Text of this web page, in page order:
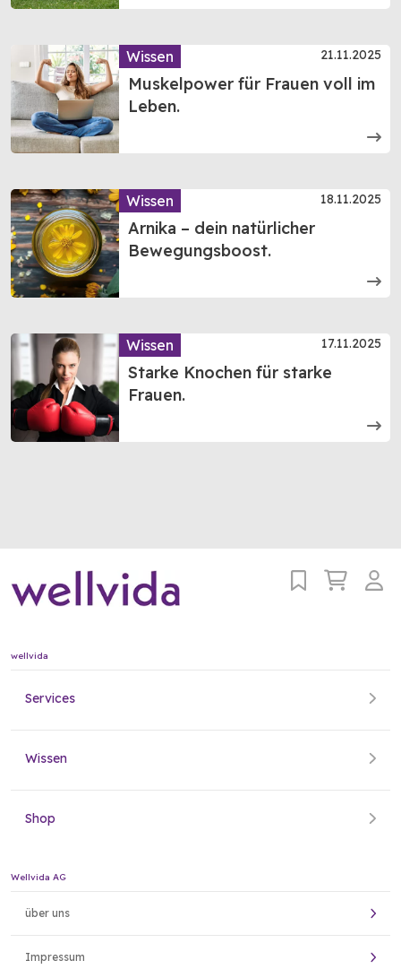
Wissen 21.11.2025
Muskelpower für Frauen voll im
Leben.
Wissen 18.11.2025
Arnika – dein natürlicher
Bewegungsboost.
Wissen 17.11.2025
Starke Knochen für starke
Frauen.
wellvida
Services
Wissen
Shop
Wellvida AG
über uns
Impressum